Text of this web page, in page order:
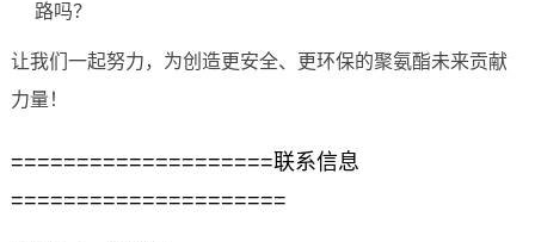
路吗？
让我们一起努力，为创造更安全、更环保的聚氨酯未来贡献
力量！
====================联系信息
=====================